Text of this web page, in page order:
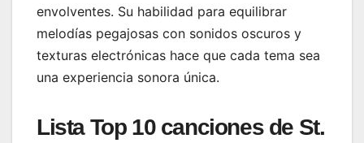
envolventes. Su habilidad para equilibrar
melodías pegajosas con sonidos oscuros y
texturas electrónicas hace que cada tema sea
una experiencia sonora única.
Lista Top 10 canciones de St.